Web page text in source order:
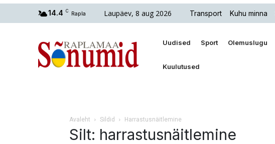
14.4 C Rapla Laupäev, 8 aug 2026 Transport Kuhu minna
Uudised Sport Olemuslugu
Kuulutused
Avaleht Sildid Harrastusnäitlemine
Silt: harrastusnäitlemine